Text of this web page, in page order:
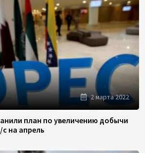
2 марта 2022
план по увеличению добычи
на апрель